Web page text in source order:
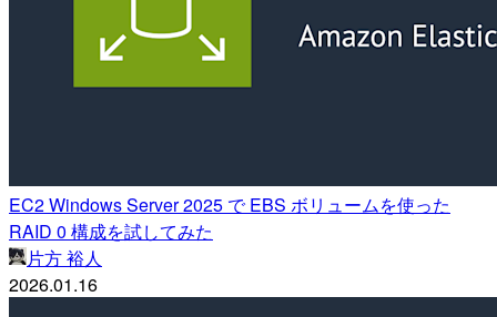
EC2 Windows Server 2025 で EBS ボリュームを使った
RAID 0 構成を試してみた
片方 裕人
2026.01.16